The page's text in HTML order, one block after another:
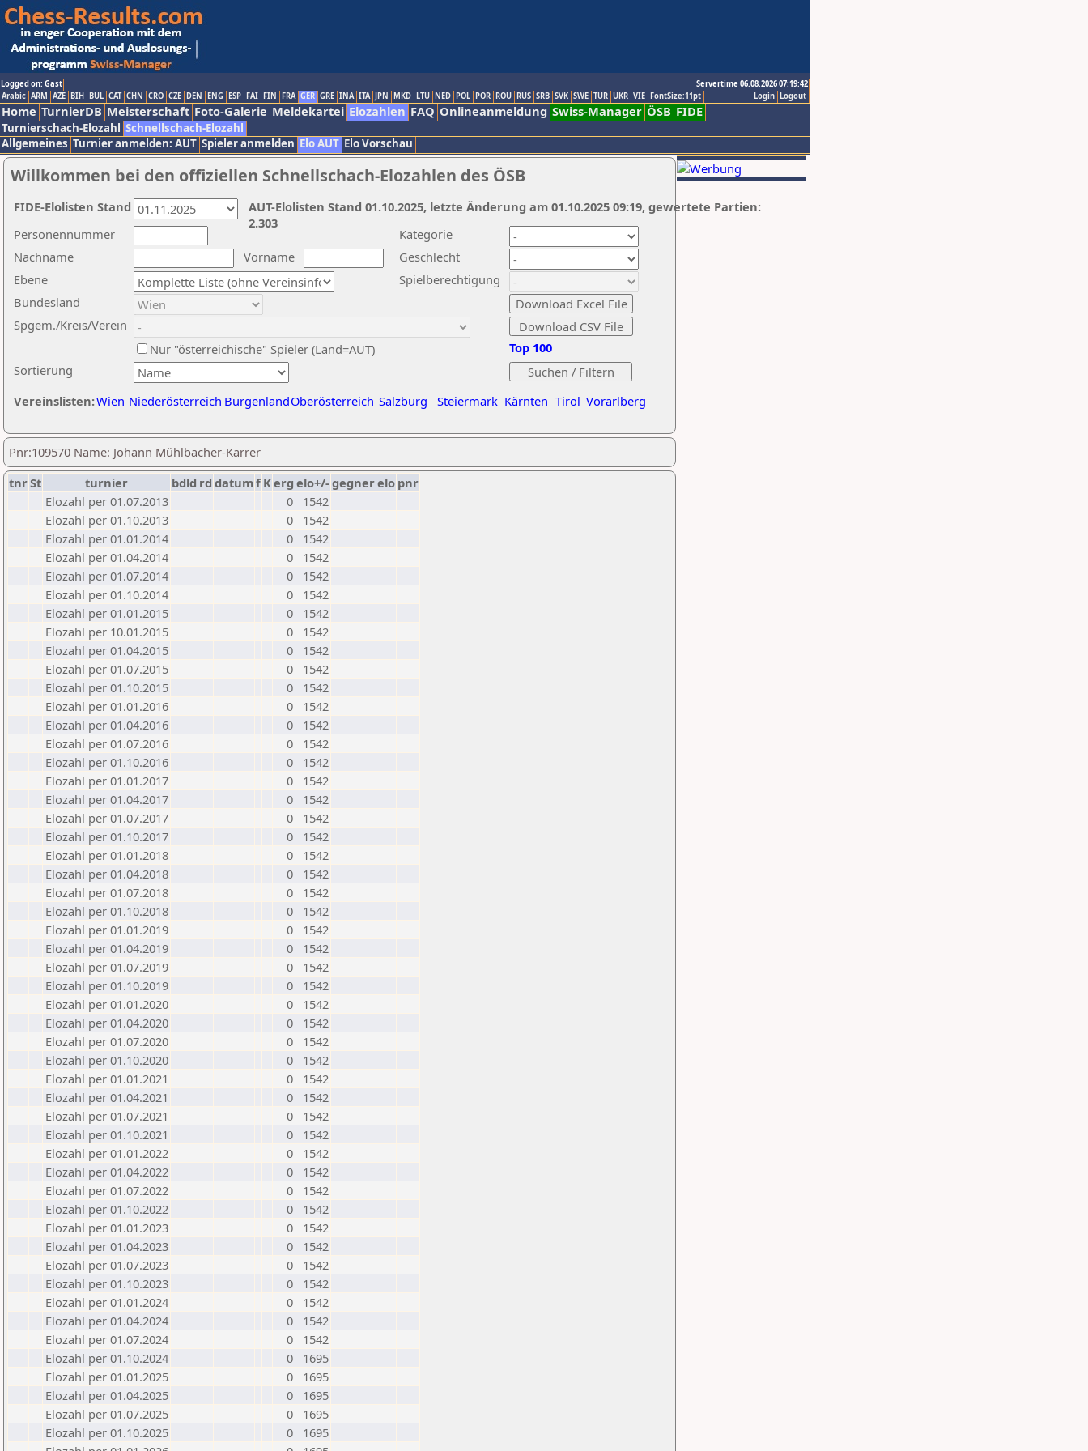
Logged on: Gast
Servertime 06.08.2026 07:19:42
Logout
Login
Arabic ARM AZE BIH BUL CAT CHN CRO CZE DEN ENG ESP FAI FIN FRA GER GRE INA ITA JPN MKD LTU NED POL POR ROU RUS SRB SVK SWE TUR UKR VIE FontSize:11pt
Home TurnierDB Meisterschaft Foto-Galerie Meldekartei Elozahlen FAQ Onlineanmeldung Swiss-Manager ÖSB FIDE
Turnierschach-Elozahl Schnellschach-Elozahl
Allgemeines Turnier anmelden: AUT Spieler anmelden Elo AUT Elo Vorschau
Willkommen bei den offiziellen Schnellschach-Elozahlen des ÖSB
Nachname
Vorname
Ebene
Kategorie
Sortierung
Personennummer
Bundesland
Spgem./Kreis/Verein
Geschlecht
Nur "österreichische" Spieler (Land=AUT)
Spielberechtigung
Vereinslisten:Wien Niederösterreich BurgenlandOberösterreich Salzburg Steiermark Kärnten Tirol Vorarlberg
Top 100
AUT-Elolisten Stand 01.10.2025, letzte Änderung am 01.10.2025 09:19, gewertete Partien:
2.303
FIDE-Elolisten Stand
Pnr:109570 Name: Johann Mühlbacher-Karrer
tnrSt turnier bdld rd datumf Kerg elo+/-gegnerelo pnr
Elozahl per 01.07.2013
0
1542
Elozahl per 01.10.2013
0
1542
Elozahl per 01.01.2014
0
1542
Elozahl per 01.04.2014
0
1542
Elozahl per 01.07.2014
0
1542
Elozahl per 01.10.2014
0
1542
Elozahl per 01.01.2015
0
1542
Elozahl per 10.01.2015
0
1542
Elozahl per 01.04.2015
0
1542
Elozahl per 01.07.2015
0
1542
Elozahl per 01.10.2015
0
1542
Elozahl per 01.01.2016
0
1542
Elozahl per 01.04.2016
0
1542
Elozahl per 01.07.2016
0
1542
Elozahl per 01.10.2016
0
1542
Elozahl per 01.01.2017
0
1542
Elozahl per 01.04.2017
0
1542
Elozahl per 01.07.2017
0
1542
Elozahl per 01.10.2017
0
1542
Elozahl per 01.01.2018
0
1542
Elozahl per 01.04.2018
0
1542
Elozahl per 01.07.2018
0
1542
Elozahl per 01.10.2018
0
1542
Elozahl per 01.01.2019
0
1542
Elozahl per 01.04.2019
0
1542
Elozahl per 01.07.2019
0
1542
Elozahl per 01.10.2019
0
1542
Elozahl per 01.01.2020
0
1542
Elozahl per 01.04.2020
0
1542
Elozahl per 01.07.2020
0
1542
Elozahl per 01.10.2020
0
1542
Elozahl per 01.01.2021
0
1542
Elozahl per 01.04.2021
0
1542
Elozahl per 01.07.2021
0
1542
Elozahl per 01.10.2021
0
1542
Elozahl per 01.01.2022
0
1542
Elozahl per 01.04.2022
0
1542
Elozahl per 01.07.2022
0
1542
Elozahl per 01.10.2022
0
1542
Elozahl per 01.01.2023
0
1542
Elozahl per 01.04.2023
0
1542
Elozahl per 01.07.2023
0
1542
Elozahl per 01.10.2023
0
1542
Elozahl per 01.01.2024
0
1542
Elozahl per 01.04.2024
0
1542
Elozahl per 01.07.2024
0
1542
Elozahl per 01.10.2024
0
1695
Elozahl per 01.01.2025
0
1695
Elozahl per 01.04.2025
0
1695
Elozahl per 01.07.2025
0
1695
Elozahl per 01.10.2025
0
1695